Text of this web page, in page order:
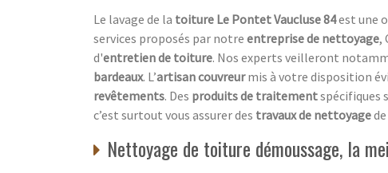
Le lavage de la toiture Le Pontet Vaucluse 84est une
services proposés par notre entreprise de nettoyage,
d'entretien de toiture. Nos experts veilleront
bardeaux. L’artisan couvreurmis à votre disposition
revêtements. Des produits de traitementspécifiques
c’est surtout vous assurer des travaux de nettoyage
Nettoyage de toiture démoussage, la